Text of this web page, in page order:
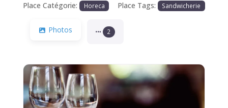
Place Catégorie: Horeca Place Tags: Sandwicherie
Photos 2